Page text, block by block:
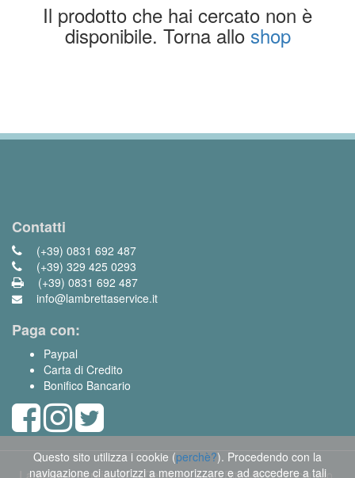
Il prodotto che hai cercato non è
disponibile. Torna allo shop
Contatti
(+39) 0831 692 487
(+39) 329 425 0293
(+39) 0831 692 487
info@lambrettaservice.it
Paga con:
Paypal
Carta di Credito
Bonifico Bancario
Lambretta Service di Dell'Anna Anna Rita Via S. D'Acquisto,
Questo sito utilizza i cookie (perchè?). Procedendo con la
navigazione ci autorizzi a memorizzare e ad accedere a tali